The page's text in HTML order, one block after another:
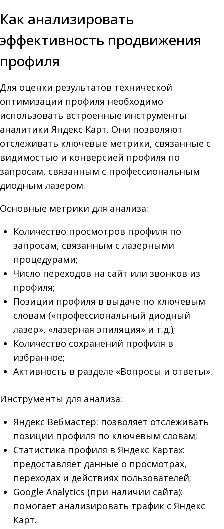
Как анализировать
эффективность продвижения
профиля
Для оценки результатов технической
оптимизации профиля необходимо
использовать встроенные инструменты
аналитики Яндекс Карт. Они позволяют
отслеживать ключевые метрики, связанные с
видимостью и конверсией профиля по
запросам, связанным с профессиональным
диодным лазером.
Основные метрики для анализа:
Количество просмотров профиля по
запросам, связанным с лазерными
процедурами;
Число переходов на сайт или звонков из
профиля;
Позиции профиля в выдаче по ключевым
словам («профессиональный диодный
лазер», «лазерная эпиляция» и т.д.);
Количество сохранений профиля в
избранное;
Активность в разделе «Вопросы и ответы».
Инструменты для анализа:
Яндекс Вебмастер: позволяет отслеживать
позиции профиля по ключевым словам;
Статистика профиля в Яндекс Картах:
предоставляет данные о просмотрах,
переходах и действиях пользователей;
Google Analytics (при наличии сайта):
помогает анализировать трафик с Яндекс
Карт.